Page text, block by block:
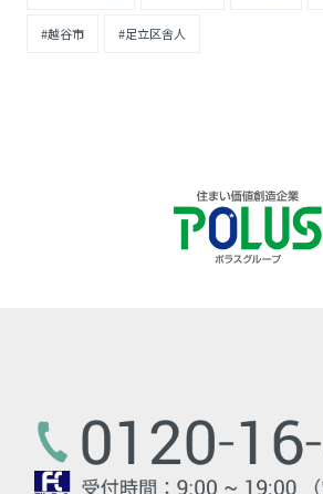
#越谷市 #足立区舎人